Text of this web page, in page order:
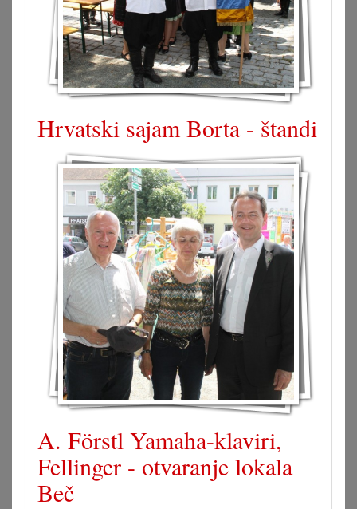
Hrvatski sajam Borta - štandi
A. Förstl Yamaha-klaviri,
Fellinger - otvaranje lokala
Beč